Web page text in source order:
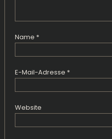
Name *
E-Mail-Adresse *
Website